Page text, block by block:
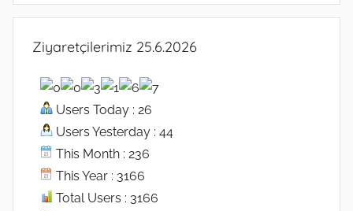
Ziyaretçilerimiz 25.6.2026
Users Today : 26
Users Yesterday : 44
This Month : 236
This Year : 3166
Total Users : 3166